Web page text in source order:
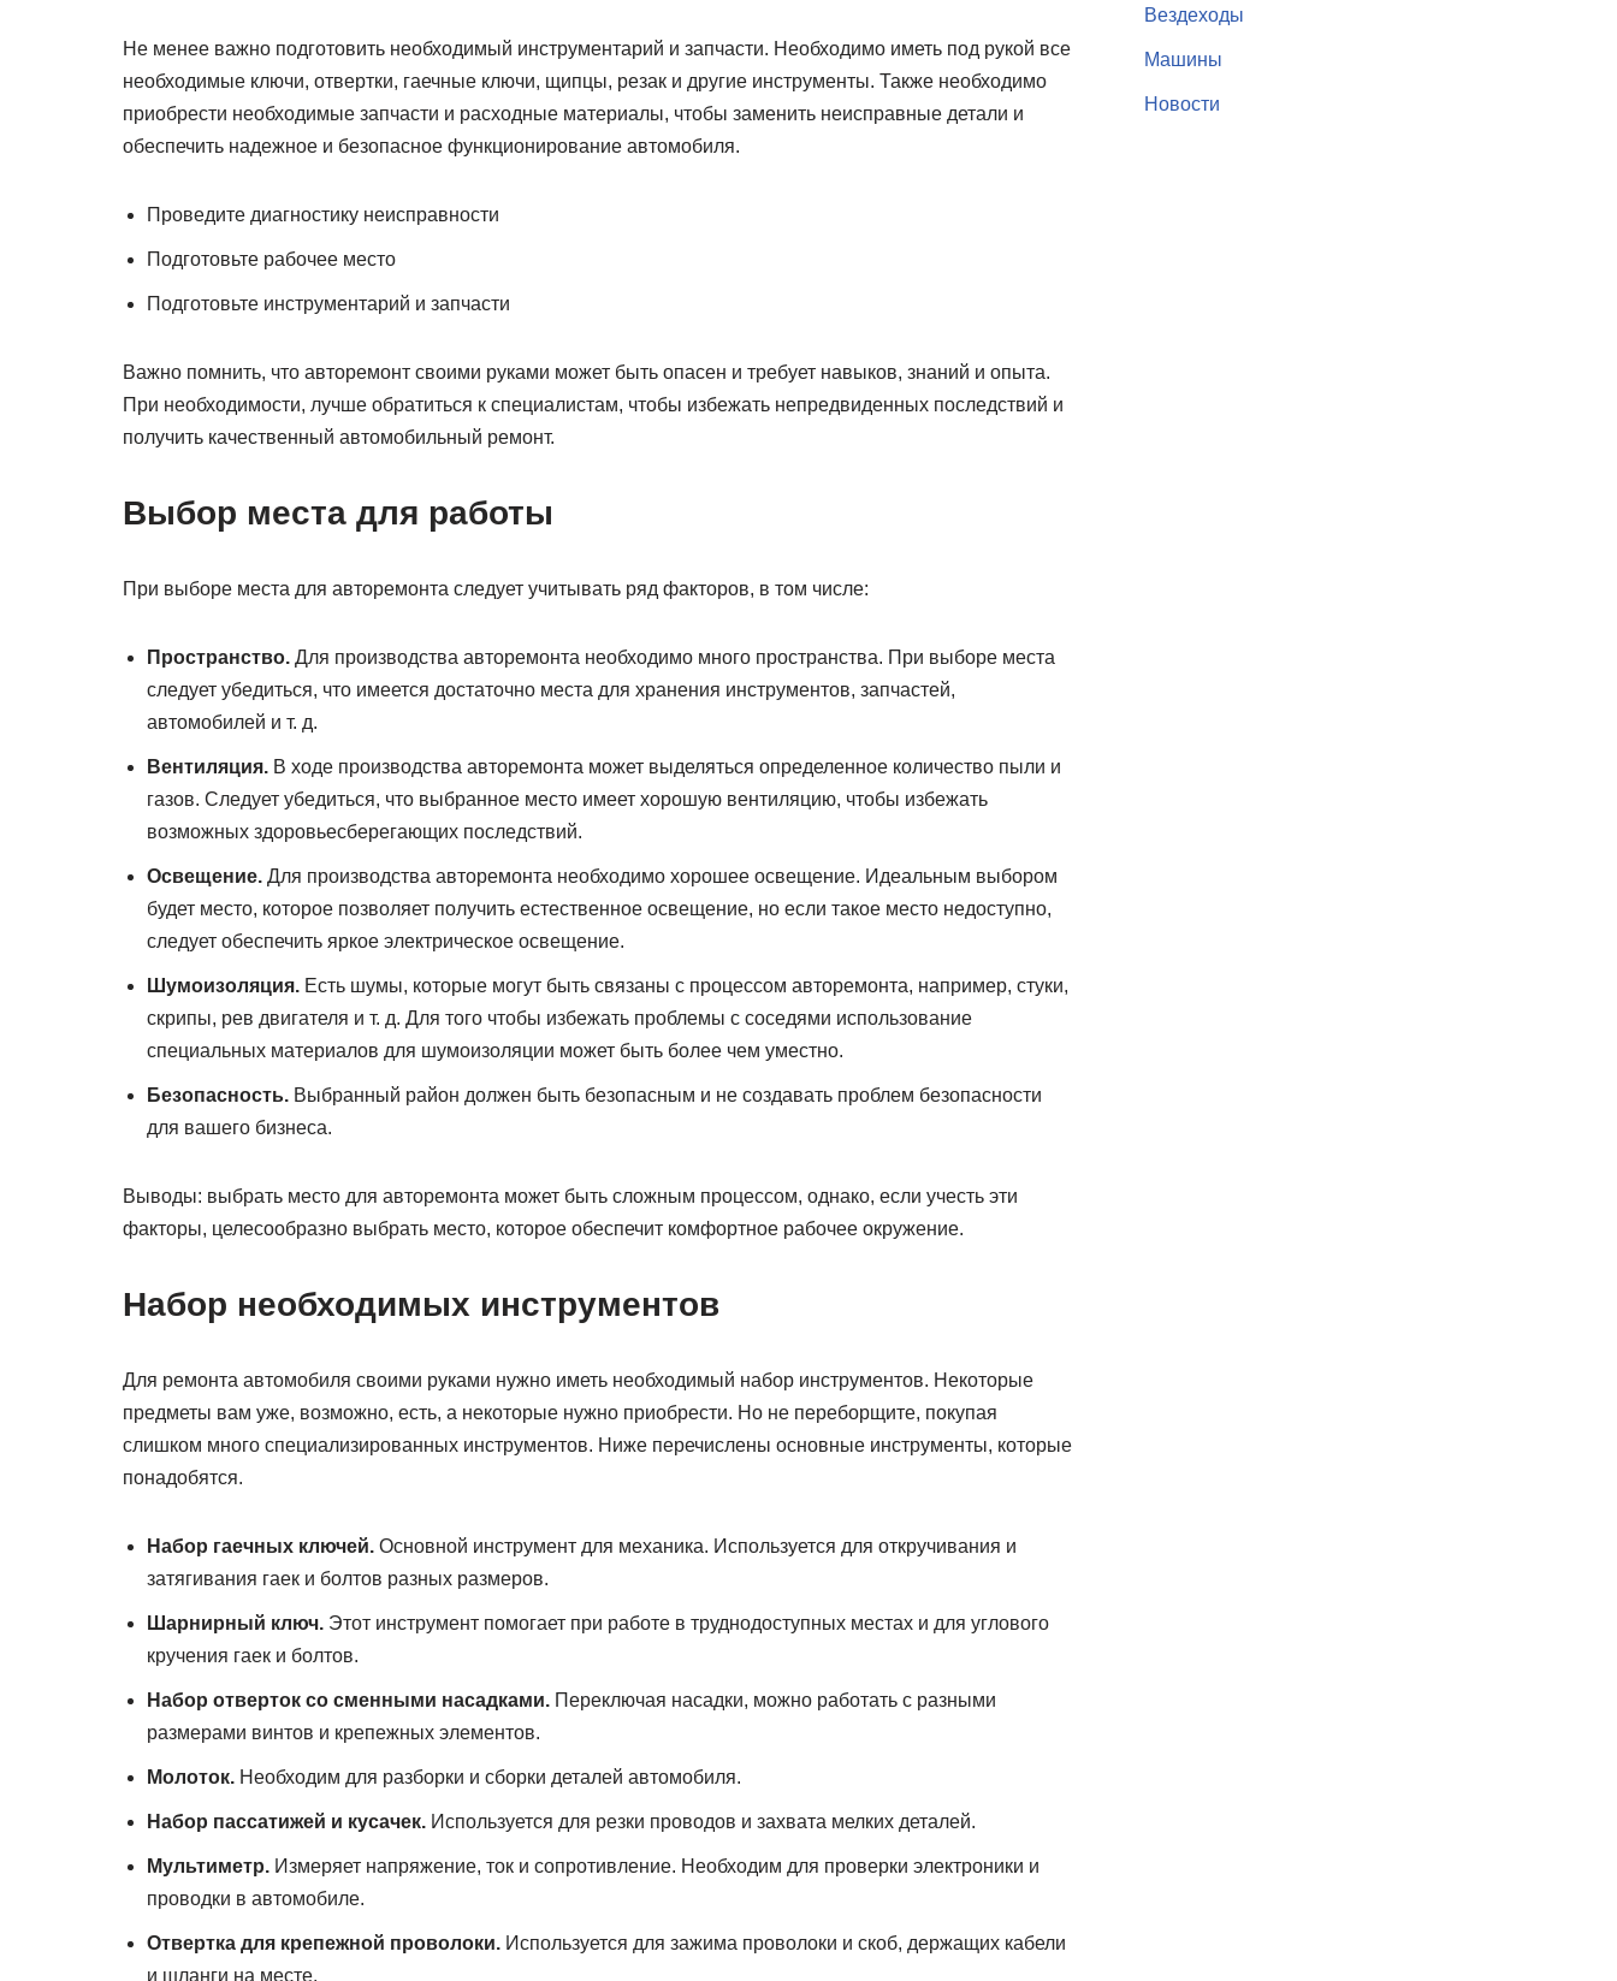
Не менее важно подготовить необходимый инструментарий и запчасти. Необходимо иметь под рукой все
необходимые ключи, отвертки, гаечные ключи, щипцы, резак и другие инструменты. Также необходимо
приобрести необходимые запчасти и расходные материалы, чтобы заменить неисправные детали и
обеспечить надежное и безопасное функционирование автомобиля.
Проведите диагностику неисправности
Подготовьте рабочее место
Подготовьте инструментарий и запчасти
Важно помнить, что авторемонт своими руками может быть опасен и требует навыков, знаний и опыта.
При необходимости, лучше обратиться к специалистам, чтобы избежать непредвиденных последствий и
получить качественный автомобильный ремонт.
Выбор места для работы
При выборе места для авторемонта следует учитывать ряд факторов, в том числе:
Пространство. Для производства авторемонта необходимо много пространства. При выборе места
следует убедиться, что имеется достаточно места для хранения инструментов, запчастей,
автомобилей и т. д.
Вентиляция. В ходе производства авторемонта может выделяться определенное количество пыли и
газов. Следует убедиться, что выбранное место имеет хорошую вентиляцию, чтобы избежать
возможных здоровьесберегающих последствий.
Освещение. Для производства авторемонта необходимо хорошее освещение. Идеальным выбором
будет место, которое позволяет получить естественное освещение, но если такое место недоступно,
следует обеспечить яркое электрическое освещение.
Шумоизоляция. Есть шумы, которые могут быть связаны с процессом авторемонта, например, стуки,
скрипы, рев двигателя и т. д. Для того чтобы избежать проблемы с соседями использование
специальных материалов для шумоизоляции может быть более чем уместно.
Безопасность. Выбранный район должен быть безопасным и не создавать проблем безопасности
для вашего бизнеса.
Выводы: выбрать место для авторемонта может быть сложным процессом, однако, если учесть эти
факторы, целесообразно выбрать место, которое обеспечит комфортное рабочее окружение.
Набор необходимых инструментов
Для ремонта автомобиля своими руками нужно иметь необходимый набор инструментов. Некоторые
предметы вам уже, возможно, есть, а некоторые нужно приобрести. Но не переборщите, покупая
слишком много специализированных инструментов. Ниже перечислены основные инструменты, которые
понадобятся.
Набор гаечных ключей. Основной инструмент для механика. Используется для откручивания и
затягивания гаек и болтов разных размеров.
Шарнирный ключ. Этот инструмент помогает при работе в труднодоступных местах и для углового
кручения гаек и болтов.
Набор отверток со сменными насадками. Переключая насадки, можно работать с разными
размерами винтов и крепежных элементов.
Молоток. Необходим для разборки и сборки деталей автомобиля.
Набор пассатижей и кусачек. Используется для резки проводов и захвата мелких деталей.
Мультиметр. Измеряет напряжение, ток и сопротивление. Необходим для проверки электроники и
проводки в автомобиле.
Отвертка для крепежной проволоки. Используется для зажима проволоки и скоб, держащих кабели
и шланги на месте.
Вездеходы
Машины
Новости